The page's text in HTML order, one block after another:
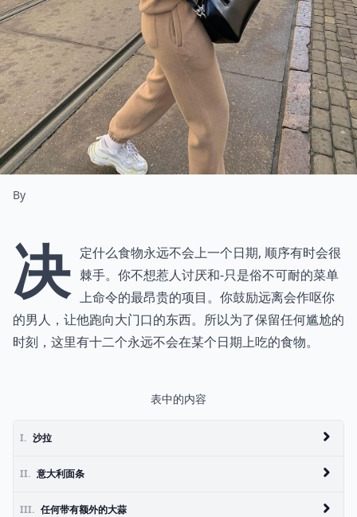
By
决 定什么食物永远不会上一个日期, 顺序有时会很
棘手。你不想惹人讨厌和-只是俗不可耐的菜单
上命令的最昂贵的项目。你鼓励远离会作呕你
的男人，让他跑向大门口的东西。所以为了保留任何尴尬的
时刻，这里有十二个永远不会在某个日期上吃的食物。
表中的内容
I. 沙拉
II. 意大利面条
III. 任何带有额外的大蒜